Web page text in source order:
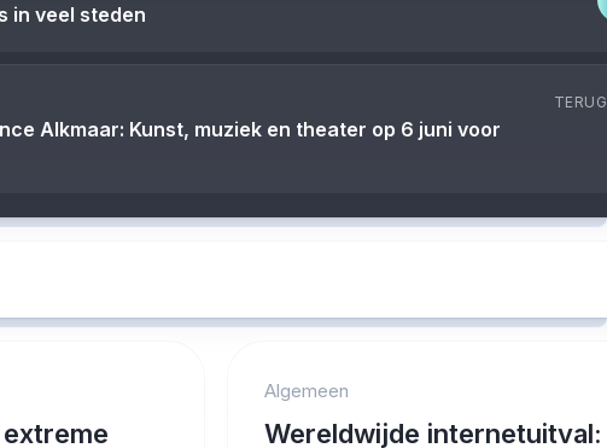
in veel steden
TERUG
Alkmaar: Kunst, muziek en theater op 6 juni voor
Algemeen
Wereldwijde internetuitval: